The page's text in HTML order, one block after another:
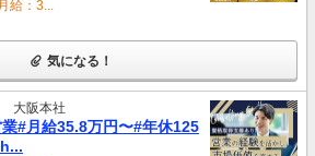
：3...
気になる！
大阪本社
#月給35.8万円〜#年休125